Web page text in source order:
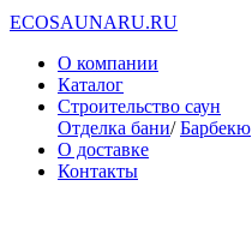
ECOSAUNARU.RU
О компании
Каталог
Строительство саун
Отделка бани/Барбекю
О доставке
Контакты